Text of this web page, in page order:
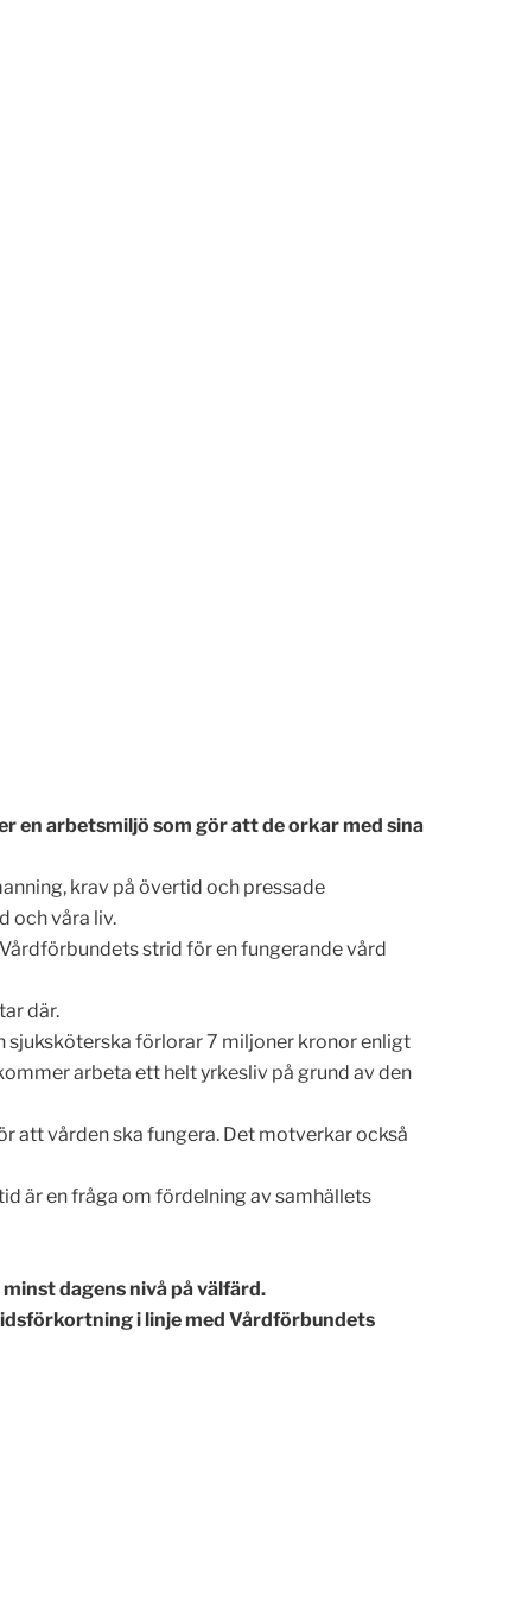
arbetsmiljö som gör att de orkar med sina
krav på övertid och pressade
och våra liv.
strid för en fungerande vård
där.
sjuksköterska förlorar 7 miljoner kronor enligt
arbeta ett helt yrkesliv på grund av den
att vården ska fungera. Det motverkar också
är en fråga om fördelning av samhällets
dagens nivå på välfärd.
i linje med Vårdförbundets